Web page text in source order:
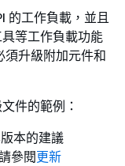
的工作負載，並且
等工作負載功能
須升級附加元件和
件的範例：
本的建議
參閱更新